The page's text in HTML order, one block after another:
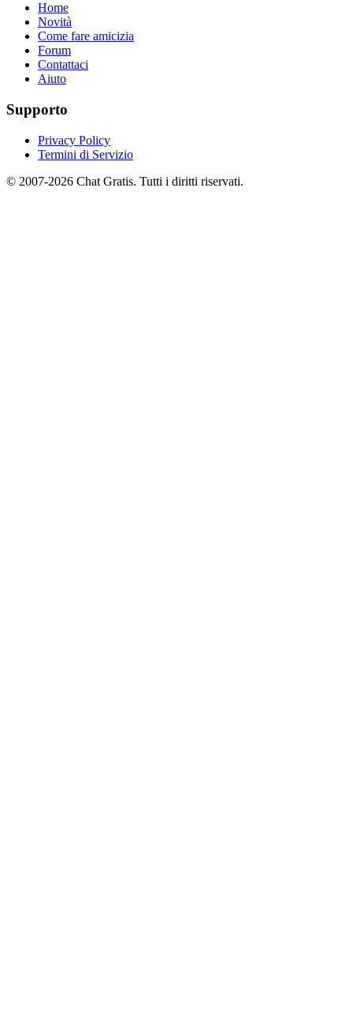
Home
Novità
Come fare amicizia
Forum
Contattaci
Aiuto
Supporto
Privacy Policy
Termini di Servizio
© 2007-2026 Chat Gratis. Tutti i diritti riservati.